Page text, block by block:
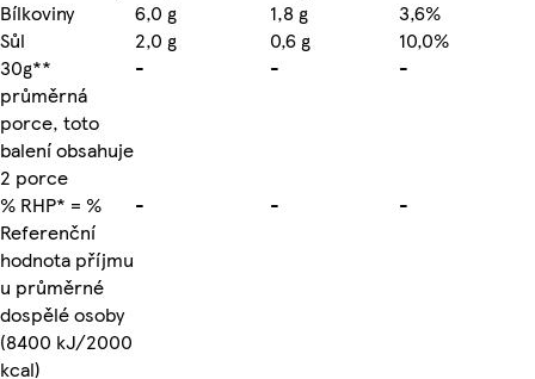
Bílkoviny
6,0 g 1,8 g
3,6%
Sůl
2,0 g 0,6 g
10,0%
30g**
průměrná
porce, toto
balení obsahuje
2 porce
- - -
% RHP* = %
Referenční
hodnota příjmu
u průměrné
dospělé osoby
(8400 kJ/2000
kcal)
- - -